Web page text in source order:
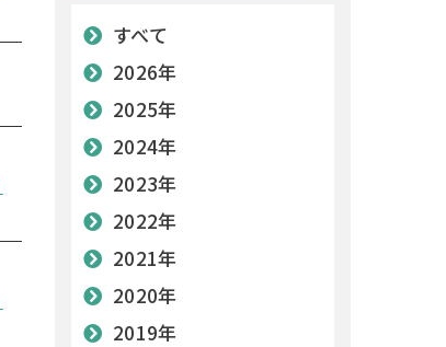
すべて
2026年
2025年
2024年
2023年
2022年
2021年
2020年
2019年